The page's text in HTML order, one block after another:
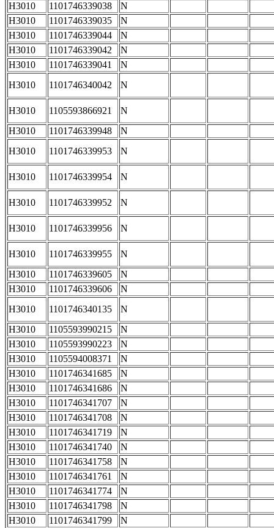
H3010
1101746339038
N
H3010
1101746339035
N
H3010
1101746339044
N
H3010
1101746339042
N
H3010
1101746339041
N
H3010
1101746340042 N
H3010 1105593866921
N
H3010
1101746339948
N
H3010
1101746339953 N
H3010 1101746339954 N
H3010 1101746339952 N
H3010 1101746339956 N
H3010 1101746339955
N
H3010
1101746339605
N
H3010
1101746339606
N
H3010
1101746340135
N
H3010
1105593990215
N
H3010
1105593990223
N
H3010
1105594008371
N
H3010
1101746341685
N
H3010
1101746341686
N
H3010
1101746341707
N
H3010
1101746341708
N
H3010
1101746341719
N
H3010
1101746341740
N
H3010
1101746341758
N
H3010
1101746341761
N
H3010
1101746341774
N
H3010
1101746341798
N
H3010
1101746341799
N